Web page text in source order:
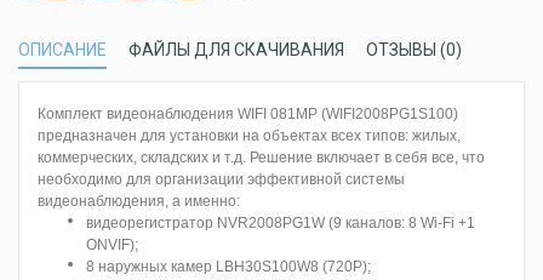
ОПИСАНИЕ ФАЙЛЫ ДЛЯ СКАЧИВАНИЯ ОТЗЫВЫ (0)
Комплект видеонаблюдения WIFI 081MP (WIFI2008PG1S100)
предназначен для установки на объектах всех типов: жилых,
коммерческих, складских и т.д. Решение включает в себя все, что
необходимо для организации эффективной системы
видеонаблюдения, а именно:
видеорегистратор NVR2008PG1W (9 каналов: 8 Wi-Fi +1
ONVIF);
8 наружных камер LBH30S100W8 (720Р);